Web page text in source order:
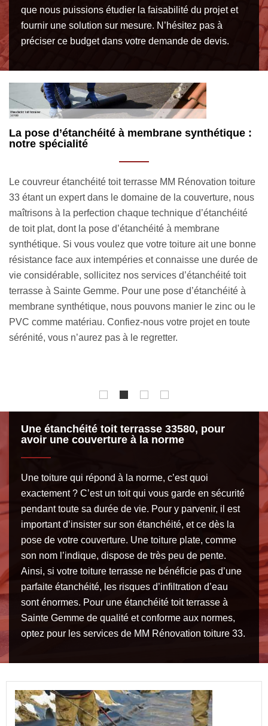
que nous puissions étudier la faisabilité du projet et
fournir une solution sur mesure. N’hésitez pas à
préciser ce budget dans votre demande de devis.
Vos travaux d’étanchéité toit terrasse réalisés
dans les règles de l’art
Laissez uniquement un professionnel se charger de vos
travaux d’étanchéité toit terrasse à Sainte Gemme si vous
voulez que le résultat soit satisfaisant et corresponde aux
normes requises. La société étanchéité toit terrasse MM
Rénovation toiture 33 peut se mettre à votre disposition
pour prendre en main votre projet allant dans ce sens.
Nous allons tout mettre en œuvre pour que votre toiture
plate soit parfaitement imperméable, vous évitant les
problèmes de fuite de toit. En tant qu’expert en la matière,
notre établissement saura choisir la technique d’étanchéité
toit terrasse 33580 la plus adéquate.
Une étanchéité toit terrasse 33580, pour
avoir une couverture à la norme
Une toiture qui répond à la norme, c’est quoi
exactement ? C’est un toit qui vous garde en sécurité
pendant toute sa durée de vie. Pour y parvenir, il est
important d’insister sur son étanchéité, et ce dès la
pose de votre couverture. Une toiture plate, comme
son nom l’indique, dispose de très peu de pente.
Ainsi, si votre toiture terrasse ne bénéficie pas d’une
parfaite étanchéité, les risques d’infiltration d’eau
sont énormes. Pour une étanchéité toit terrasse à
Sainte Gemme de qualité et conforme aux normes,
optez pour les services de MM Rénovation toiture 33.